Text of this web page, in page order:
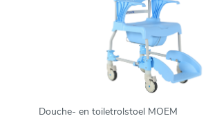
Douche- en toiletrolstoel MOEM